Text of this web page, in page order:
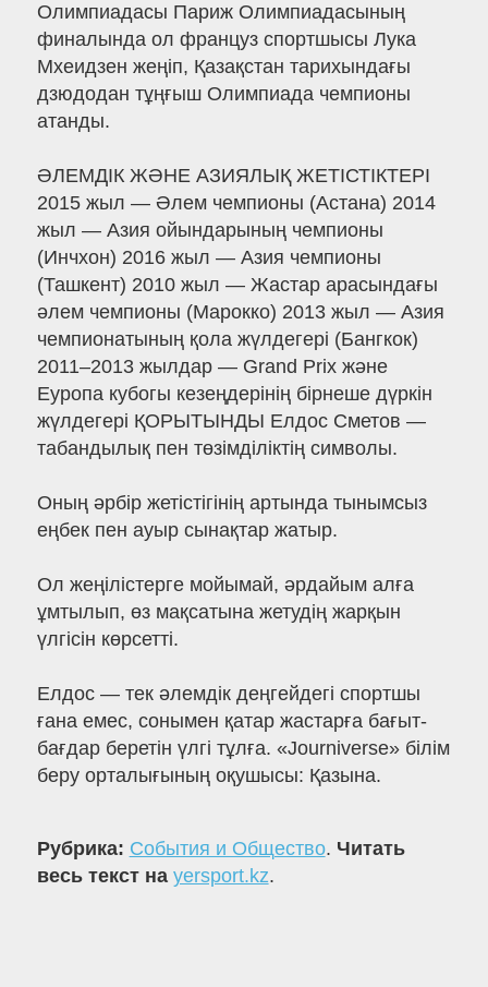
Олимпиадасы Париж Олимпиадасының
финалында ол француз спортшысы Лука
Мхеидзен жеңіп, Қазақстан тарихындағы
дзюдодан тұңғыш Олимпиада чемпионы
атанды.
ӘЛЕМДІК ЖӘНЕ АЗИЯЛЫҚ ЖЕТІСТІКТЕРІ
2015 жыл — Әлем чемпионы (Астана) 2014
жыл — Азия ойындарының чемпионы
(Инчхон) 2016 жыл — Азия чемпионы
(Ташкент) 2010 жыл — Жастар арасындағы
әлем чемпионы (Марокко) 2013 жыл — Азия
чемпионатының қола жүлдегері (Бангкок)
2011–2013 жылдар — Grand Prix және
Еуропа кубогы кезеңдерінің бірнеше дүркін
жүлдегері ҚОРЫТЫНДЫ Елдос Сметов —
табандылық пен төзімділіктің символы.
Оның әрбір жетістігінің артында тынымсыз
еңбек пен ауыр сынақтар жатыр.
Ол жеңілістерге мойымай, әрдайым алға
ұмтылып, өз мақсатына жетудің жарқын
үлгісін көрсетті.
Елдос — тек әлемдік деңгейдегі спортшы
ғана емес, сонымен қатар жастарға бағыт-
бағдар беретін үлгі тұлға. «Journiverse» білім
беру орталығының оқушысы: Қазына.
Рубрика: События и Общество. Читать
весь текст на yersport.kz.